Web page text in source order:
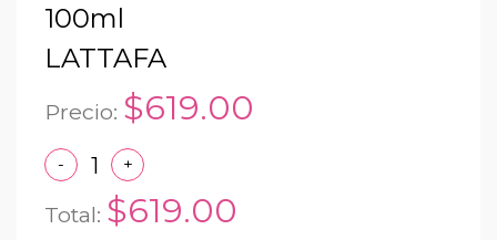
100ml
LATTAFA
Precio: $619.00
- +
Total: $619.00